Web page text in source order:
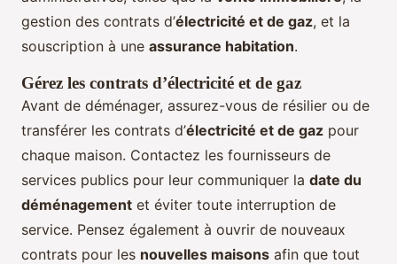
gestion des contrats d’électricité et de gaz, et la
souscription à une assurance habitation.
Gérez les contrats d’électricité et de gaz
Avant de déménager, assurez-vous de résilier ou de
transférer les contrats d’électricité et de gaz pour
chaque maison. Contactez les fournisseurs de
services publics pour leur communiquer la date du
déménagement et éviter toute interruption de
service. Pensez également à ouvrir de nouveaux
contrats pour les nouvelles maisons afin que tout